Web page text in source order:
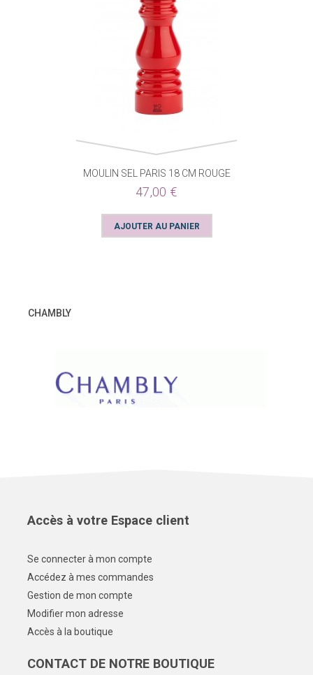
MOULIN SEL PARIS 18 CM ROUGE
47,00 €
CHAMBLY
Accès à votre Espace client
Se connecter à mon compte
Accédez à mes commandes
Gestion de mon compte
Modifier mon adresse
Accès à la boutique
CONTACT DE NOTRE BOUTIQUE